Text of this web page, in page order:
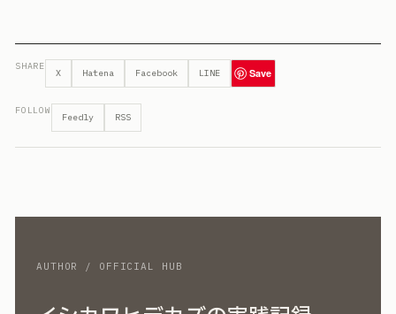
SHARE
X Hatena Facebook LINE Save
FOLLOW
Feedly RSS
AUTHOR / OFFICIAL HUB